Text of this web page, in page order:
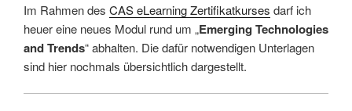
Im Rahmen des CAS eLearning Zertifikatkurses darf ich
heuer eine neues Modul rund um „Emerging Technologies
and Trends“ abhalten. Die dafür notwendigen Unterlagen
sind hier nochmals übersichtlich dargestellt.